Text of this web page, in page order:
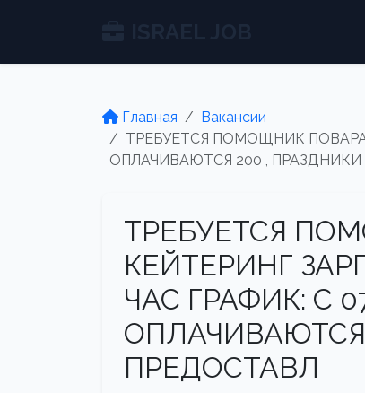
Главная
Вакансии
ТРЕБУЕТСЯ ПОМОЩНИК ПОВАРА
ОПЛАЧИВАЮТСЯ 200 ,
ТРЕБУЕТСЯ
КЕЙТЕРИНГ
ЧАС ГРАФИК: С
ОПЛАЧИВАЮТСЯ
ПРЕДОСТАВЛ